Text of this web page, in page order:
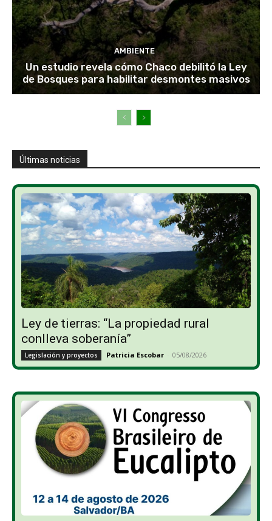
AMBIENTE
Un estudio revela cómo Chaco debilitó la Ley
de Bosques para habilitar desmontes masivos
Últimas noticias
Ley de tierras: “La propiedad rural
conlleva soberanía”
Legislación y proyectos Patricia Escobar - 05/08/2026